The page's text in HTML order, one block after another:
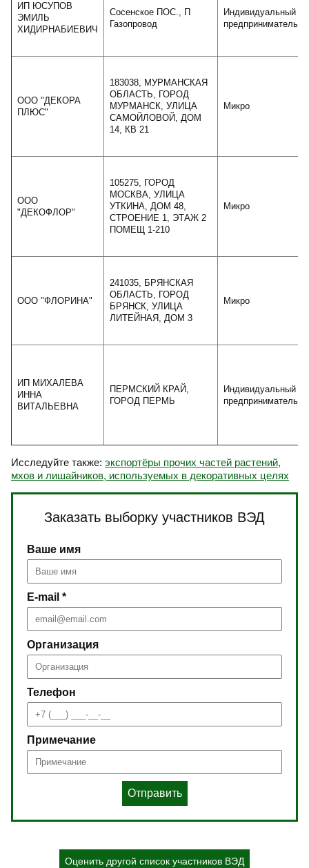
ИП ЮСУПОВ
ЭМИЛЬ
ХИДИРНАБИЕВИЧ
Сосенское ПОС., П
Газопровод
Индивидуальный
предприниматель
ООО "ДЕКОРА
ПЛЮС"
183038, МУРМАНСКАЯ
ОБЛАСТЬ, ГОРОД
МУРМАНСК, УЛИЦА
САМОЙЛОВОЙ, ДОМ
14, КВ 21
Микро
ООО
"ДЕКОФЛОР"
105275, ГОРОД
МОСКВА, УЛИЦА
УТКИНА, ДОМ 48,
СТРОЕНИЕ 1, ЭТАЖ 2
ПОМЕЩ 1-210
Микро
ООО "ФЛОРИНА"
241035, БРЯНСКАЯ
ОБЛАСТЬ, ГОРОД
БРЯНСК, УЛИЦА
ЛИТЕЙНАЯ, ДОМ 3
Микро
ИП МИХАЛЕВА
ИННА
ВИТАЛЬЕВНА
ПЕРМСКИЙ КРАЙ,
ГОРОД ПЕРМЬ
Индивидуальный
предприниматель
Исследуйте также: экспортёры прочих частей растений,
мхов и лишайников, используемых в декоративных целях
Заказать выборку участников ВЭД
Ваше имя
E-mail *
Организация
Телефон
Примечание
Отправить
Оценить другой список участников ВЭД